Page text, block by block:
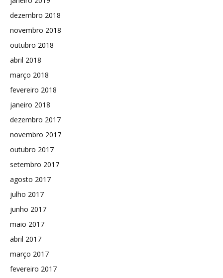
dezembro 2018
novembro 2018
outubro 2018
abril 2018
março 2018
fevereiro 2018
janeiro 2018
dezembro 2017
novembro 2017
outubro 2017
setembro 2017
agosto 2017
julho 2017
junho 2017
maio 2017
abril 2017
março 2017
fevereiro 2017